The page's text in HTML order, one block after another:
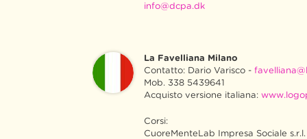
info@dcpa.dk
La Favelliana Milano
Contatto: Dario Varisco -
Mob. 338 5439641
Acquisto versione italiana:
Corsi:
CuoreMenteLab Impresa Sociale s.r.l.